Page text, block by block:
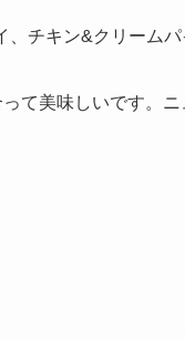
チキン&クリームパ
て美味しいです。ニ